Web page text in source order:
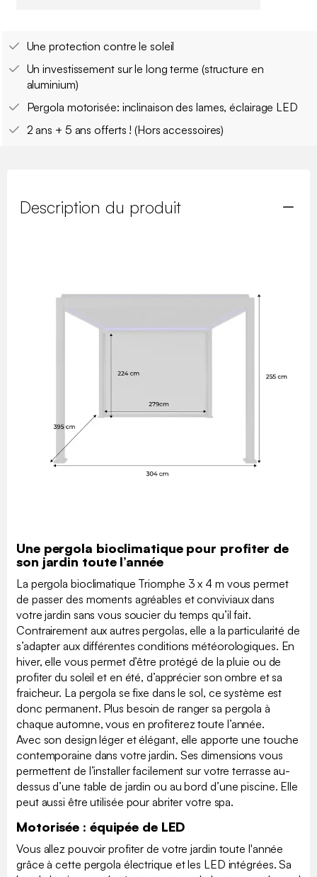
Une protection contre le soleil
Un investissement sur le long terme (structure en
aluminium)
Pergola motorisée: inclinaison des lames, éclairage LED
2 ans + 5 ans offerts ! (Hors accessoires)
Description du produit
Une pergola bioclimatique pour profiter de
son jardin toute l’année
La pergola bioclimatique Triomphe 3 x 4 m vous permet
de passer des moments agréables et conviviaux dans
votre jardin sans vous soucier du temps qu’il fait.
Contrairement aux autres pergolas, elle a la particularité de
s’adapter aux différentes conditions météorologiques. En
hiver, elle vous permet d’être protégé de la pluie ou de
profiter du soleil et en été, d’apprécier son ombre et sa
fraicheur. La pergola se fixe dans le sol, ce système est
donc permanent. Plus besoin de ranger sa pergola à
chaque automne, vous en profiterez toute l’année.
Avec son design léger et élégant, elle apporte une touche
contemporaine dans votre jardin. Ses dimensions vous
permettent de l’installer facilement sur votre terrasse au-
dessus d’une table de jardin ou au bord d’une piscine. Elle
peut aussi être utilisée pour abriter votre spa.
Motorisée : équipée de LED
Vous allez pouvoir profiter de votre jardin toute l'année
grâce à cette pergola électrique et les LED intégrées. Sa